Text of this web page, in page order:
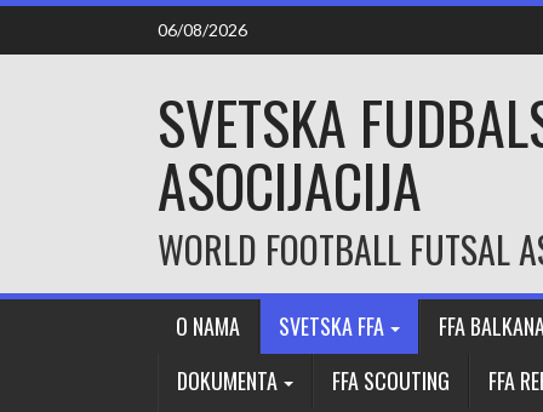
Skip
content
06/08/2026
SVETSKA
ASOCIJACIJA
WORLD FOOTBALL FUTSAL
O NAMA SVETSKA FFA
FFA
DOKUMENTA
FFA SCOUTING
FFA